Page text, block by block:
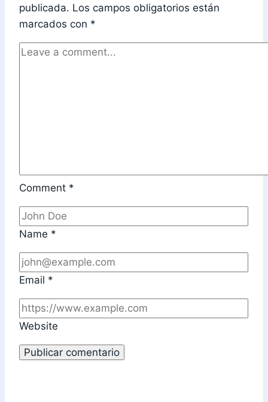
publicada. Los campos obligatorios están
marcados con *
Comment *
Name *
Email *
Website